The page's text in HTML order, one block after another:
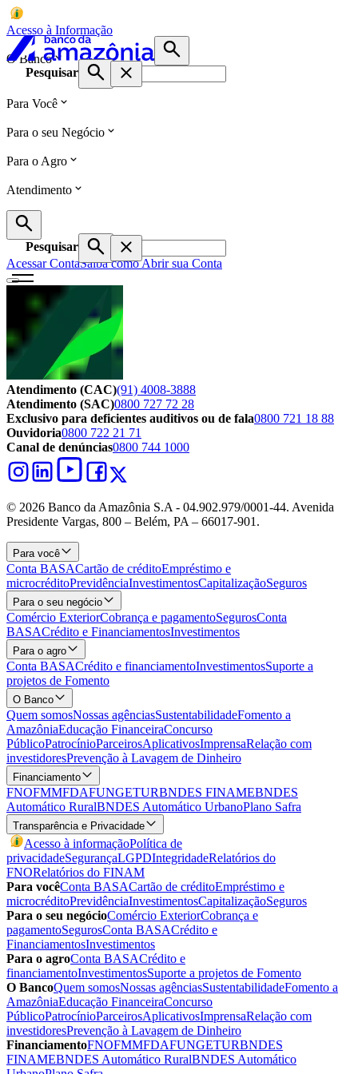
Acesso à Informação
O Banco
Pesquisar
Para Você
Para o seu Negócio
Para o Agro
Atendimento
Pesquisar
Acessar ContaSaiba como Abrir sua Conta
Atendimento (CAC)(91) 4008-3888
Atendimento (SAC)0800 727 72 28
Exclusivo para deficientes auditivos ou de fala0800 721 18 88
Ouvidoria0800 722 21 71
Canal de denúncias0800 744 1000
© 2026 Banco da Amazônia S.A - 04.902.979/0001‐44. Avenida
Presidente Vargas, 800 – Belém, PA – 66017-901.
Para você
Conta BASACartão de créditoEmpréstimo e
microcréditoPrevidênciaInvestimentosCapitalizaçãoSeguros
Para o seu negócio
Comércio ExteriorCobrança e pagamentoSegurosConta
BASACrédito e FinanciamentosInvestimentos
Para o agro
Conta BASACrédito e financiamentoInvestimentosSuporte a
projetos de Fomento
O Banco
Quem somosNossas agênciasSustentabilidadeFomento a
AmazôniaEducação FinanceiraConcurso
PúblicoPatrocínioParceirosAplicativosImprensaRelação com
investidoresPrevenção à Lavagem de Dinheiro
Financiamento
FNOFMMFDAFUNGETURBNDES FINAMEBNDES
Automático RuralBNDES Automático UrbanoPlano Safra
Transparência e Privacidade
Acesso à informaçãoPolítica de
privacidadeSegurançaLGPDIntegridadeRelatórios do
FNORelatórios do FINAM
Para vocêConta BASACartão de créditoEmpréstimo e
microcréditoPrevidênciaInvestimentosCapitalizaçãoSeguros
Para o seu negócioComércio ExteriorCobrança e
pagamentoSegurosConta BASACrédito e
FinanciamentosInvestimentos
Para o agroConta BASACrédito e
financiamentoInvestimentosSuporte a projetos de Fomento
O BancoQuem somosNossas agênciasSustentabilidadeFomento a
AmazôniaEducação FinanceiraConcurso
PúblicoPatrocínioParceirosAplicativosImprensaRelação com
investidoresPrevenção à Lavagem de Dinheiro
FinanciamentoFNOFMMFDAFUNGETURBNDES
FINAMEBNDES Automático RuralBNDES Automático